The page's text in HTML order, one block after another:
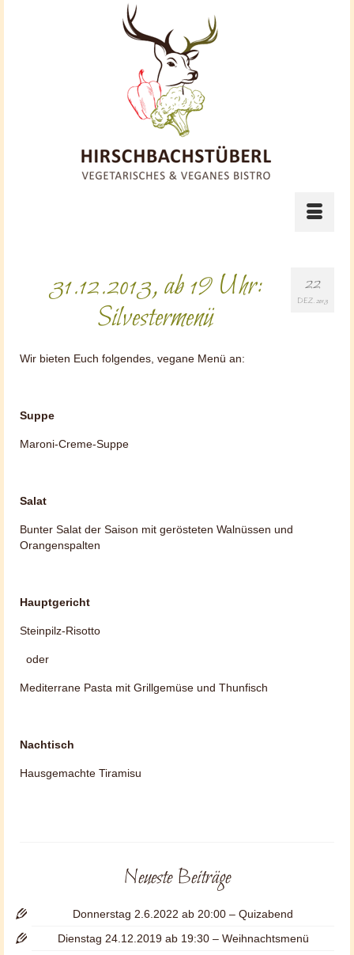
22
DEZ. 2013
31.12.2013, ab 19 Uhr:
Silvestermenü
Wir bieten Euch folgendes, vegane Menü an:
Suppe
Maroni-Creme-Suppe
Salat
Bunter Salat der Saison mit gerösteten Walnüssen und
Orangenspalten
Hauptgericht
Steinpilz-Risotto
oder
Mediterrane Pasta mit Grillgemüse und Thunfisch
Nachtisch
Hausgemachte Tiramisu
Neueste Beiträge
Donnerstag 2.6.2022 ab 20:00 – Quizabend
Dienstag 24.12.2019 ab 19:30 – Weihnachtsmenü